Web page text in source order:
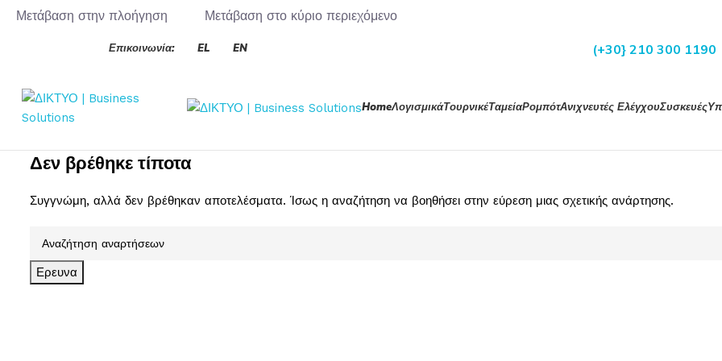
Μετάβαση στην πλοήγηση Μετάβαση στο κύριο περιεχόμενο
Επικοινωνία: EL EN (+30} 210 300 1190
HomeΛογισμικάΤουρνικέΤαμείαΡομπότΑνιχνευτές ΕλέγχουΣυσκευές
Δεν βρέθηκε τίποτα
Συγγνώμη, αλλά δεν βρέθηκαν αποτελέσματα. Ίσως η αναζήτηση να βοηθήσει στην εύρεση μιας σχετικής ανάρτησης.
Ερευνα